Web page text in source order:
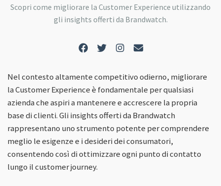
Scopri come migliorare la Customer Experience utilizzando
gli insights offerti da Brandwatch.
Nel contesto altamente competitivo odierno, migliorare
la Customer Experience è fondamentale per qualsiasi
azienda che aspiri a mantenere e accrescere la propria
base di clienti. Gli insights offerti da Brandwatch
rappresentano uno strumento potente per comprendere
meglio le esigenze e i desideri dei consumatori,
consentendo così di ottimizzare ogni punto di contatto
lungo il customer journey.